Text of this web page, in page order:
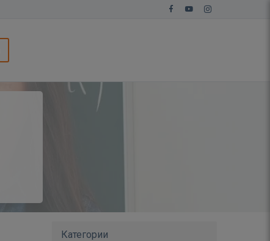
Категории